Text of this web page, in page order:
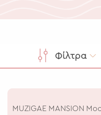
Φίλτρα
MUZIGAE MANSION